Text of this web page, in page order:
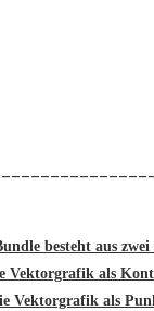
besteht aus
Vektorgrafik als
Vektorgrafik als